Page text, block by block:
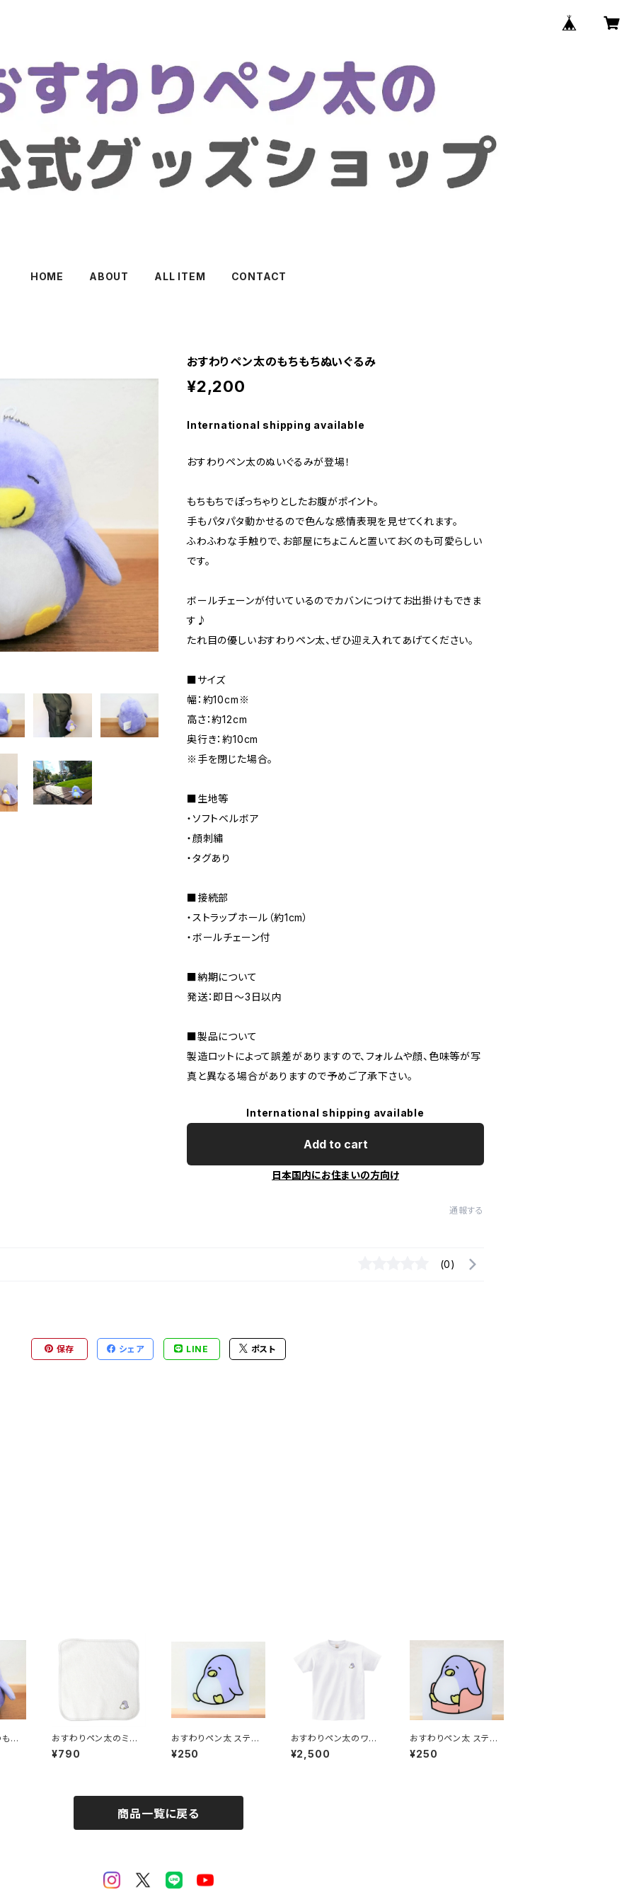
HOME ABOUT ALL ITEM CONTACT
おすわりペン太のもちもちぬいぐるみ
¥2,200
International shipping available
おすわりペン太のぬいぐるみが登場！
もちもちでぽっちゃりとしたお腹がポイント。
手もパタパタ動かせるので色んな感情表現を見せてくれます。
ふわふわな手触りで、お部屋にちょこんと置いておくのも可愛らしい
です。
ボールチェーンが付いているのでカバンにつけてお出掛けもできま
す♪
たれ目の優しいおすわりペン太、ぜひ迎え入れてあげてください。
■サイズ
幅：約10cm※
高さ：約12cm
奥行き：約10cm
※手を閉じた場合。
■生地等
・ソフトベルボア
・顔刺繡
・タグあり
■接続部
・ストラップホール（約1cm）
・ボールチェーン付
■納期について
発送：即日～3日以内
■製品について
製造ロットによって誤差がありますので、フォルムや顔、色味等が写
真と異なる場合がありますので予めご了承下さい。
International shipping available
Add to cart
日本国内にお住まいの方向け
通報する
(0)
保存 シェア LINE ポスト
ち
おすわりペン太のミニタ
オル
¥790
おすわりペン太 ステッ
カー
¥250
おすわりペン太のワン
ポイントTシャツ ホワイ
ト
¥2,500
おすわりペン太 ステッ
カー（ソファ）
¥250
商品一覧に戻る